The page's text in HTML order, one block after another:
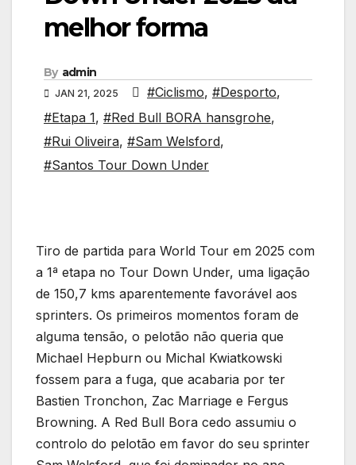
melhor forma
By admin
JAN 21, 2025 #Ciclismo, #Desporto,
#Etapa 1, #Red Bull BORA hansgrohe,
#Rui Oliveira, #Sam Welsford,
#Santos Tour Down Under
Tiro de partida para World Tour em 2025 com
a 1ª etapa no Tour Down Under, uma ligação
de 150,7 kms aparentemente favorável aos
sprinters. Os primeiros momentos foram de
alguma tensão, o pelotão não queria que
Michael Hepburn ou Michal Kwiatkowski
fossem para a fuga, que acabaria por ter
Bastien Tronchon, Zac Marriage e Fergus
Browning. A Red Bull Bora cedo assumiu o
controlo do pelotão em favor do seu sprinter